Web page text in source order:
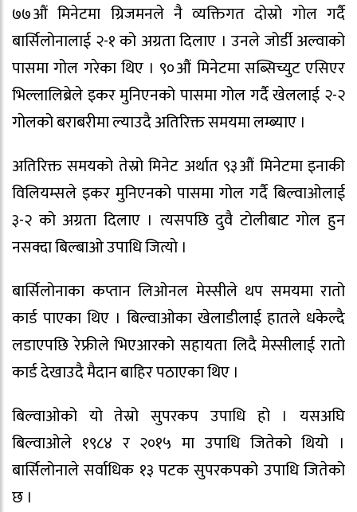
७७औं मिनेटमा ग्रिजमनले नै व्यक्तिगत दोस्रो गोल गर्दै
बार्सिलोनालाई २-१ को अग्रता दिलाए । उनले जोर्डी अल्वाको
पासमा गोल गरेका थिए । ९०औं मिनेटमा सब्सिच्युट एसिएर
भिल्लालिब्रेले इकर मुनिएनको पासमा गोल गर्दै खेललाई २-२
गोलको बराबरीमा ल्याउदै अतिरिक्त समयमा लम्ब्याए ।
अतिरिक्त समयको तेस्रो मिनेट अर्थात ९३औं मिनेटमा इनाकी
विलियम्सले इकर मुनिएनको पासमा गोल गर्दै बिल्वाओलाई
३-२ को अग्रता दिलाए । त्यसपछि दुवै टाेलीबाट गाेल हुन
नसक्दा बिल्बाओ उपाधि जित्याे ।
बार्सिलोनाका कप्तान लिओनल मेस्सीले थप समयमा रातो
कार्ड पाएका थिए । बिल्वाओका खेलाडीलाई हातले धकेल्दै
लडाएपछि रेफ्रीले भिएआरको सहायता लिदै मेस्सीलाई रातो
कार्ड देखाउदै मैदान बाहिर पठाएका थिए ।
बिल्वाओको यो तेस्रो सुपरकप उपाधि हो । यसअघि
बिल्वाओले १९८४ र २०१५ मा उपाधि जितेको थियो ।
बार्सिलोनाले सर्वाधिक १३ पटक सुपरकपको उपाधि जितेको
छ ।